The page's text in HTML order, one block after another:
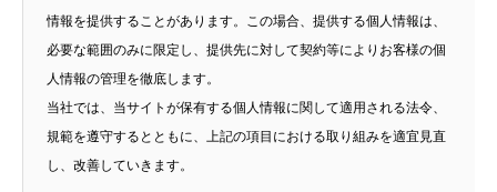
情報を提供することがあります。この場合、提供する個人情報は、
必要な範囲のみに限定し、提供先に対して契約等によりお客様の個
人情報の管理を徹底します。
当社では、当サイトが保有する個人情報に関して適用される法令、
規範を遵守するとともに、上記の項目における取り組みを適宜見直
し、改善していきます。